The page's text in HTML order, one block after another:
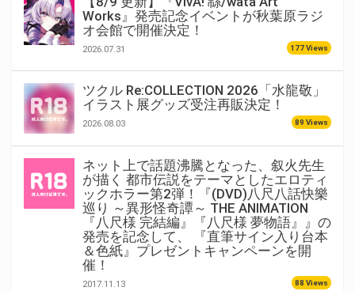
Works』発売記念イベントが秋葉原ラジ
オ会館で開催決定！
2026.07.31 177 Views
ツクル Re:COLLECTION 2026「水龍敬」
イラスト展グッズ受注再販決定！
2026.08.03 89 Views
ネット上で話題沸騰となった、叙火先生
が描く 都市伝説をテーマとしたエロティ
ックホラー第2弾！『(DVD)八尺八話快樂
巡り ～異形怪奇譚～ THE ANIMATION
『八尺様 完結編』『八尺様 夢物語』』の
発売を記念して、 『直筆サイン入り台本
＆色紙』プレゼントキャンペーンを開
催！
2017.11.13 88 Views